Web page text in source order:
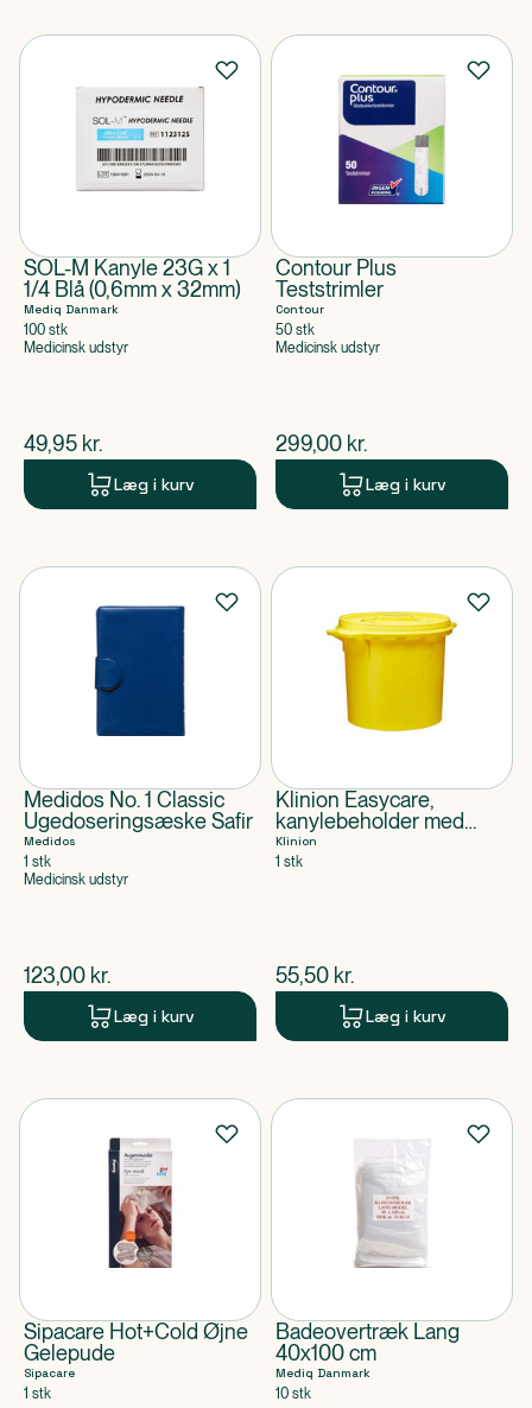
SOL-M Kanyle 23G x 1
1/4 Blå (0,6mm x 32mm)
Mediq Danmark
100 stk
Medicinsk udstyr
$nuværende pris
49,95 kr.
Læg i kurv
Contour Plus
Teststrimler
Contour
50 stk
Medicinsk udstyr
$nuværende pris
299,00 kr.
Læg i kurv
Medidos No. 1 Classic
Ugedoseringsæske Safir
Medidos
1 stk
Medicinsk udstyr
$nuværende pris
123,00 kr.
Læg i kurv
Klinion Easycare,
kanylebeholder med
kanyleaftræk 5 l
Klinion
1 stk
$nuværende pris
55,50 kr.
Læg i kurv
Sipacare Hot+Cold Øjne
Gelepude
Sipacare
1 stk
Badeovertræk Lang
40x100 cm
Mediq Danmark
10 stk